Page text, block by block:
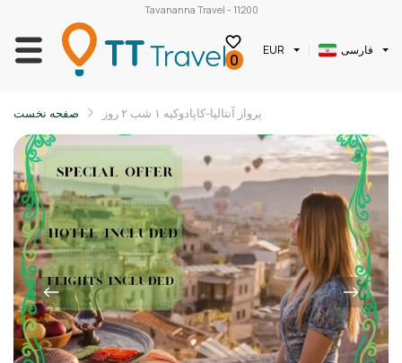
Tavananna Travel - 11200
0 EUR فارسی
صفحه نخست پرواز آنتالیا-کاپادوکیه ۱ شب ۲ روز